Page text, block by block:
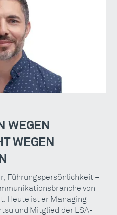
WEGEN
WEGEN
Führungspersönlichkeit –
von
Heute ist er Managing
und Mitglied der LSA-